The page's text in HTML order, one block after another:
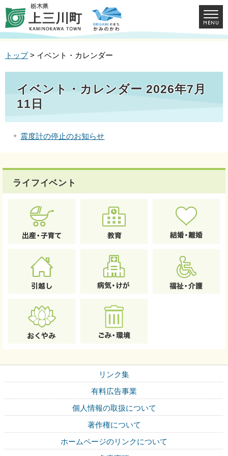
トップ> イベント・カレンダー
イベント・カレンダー 2026年7月
11日
震度計の停止のお知らせ
ライフイベント
リンク集
有料広告事業
個人情報の取扱について
著作権について
ホームページのリンクについて